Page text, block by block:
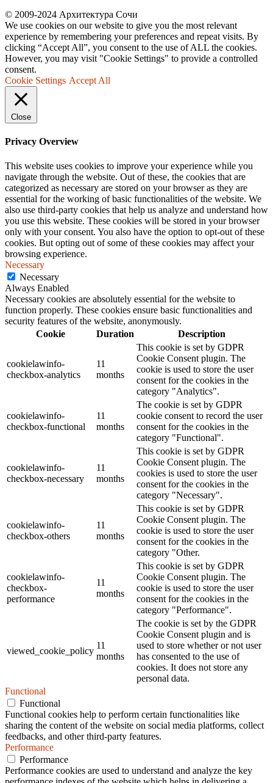
© 2009-2024 Архитектура Сочи
We use cookies on our website to give you the most relevant
experience by remembering your preferences and repeat visits. By
clicking “Accept All”, you consent to the use of ALL the cookies.
However, you may visit "Cookie Settings" to provide a controlled
consent.
Cookie Settings Accept All
Close
Privacy Overview
This website uses cookies to improve your experience while you
navigate through the website. Out of these, the cookies that are
categorized as necessary are stored on your browser as they are
essential for the working of basic functionalities of the website. We
also use third-party cookies that help us analyze and understand how
you use this website. These cookies will be stored in your browser
only with your consent. You also have the option to opt-out of these
cookies. But opting out of some of these cookies may affect your
browsing experience.
Necessary
Necessary
Always Enabled
Necessary cookies are absolutely essential for the website to
function properly. These cookies ensure basic functionalities and
security features of the website, anonymously.
Cookie
Duration Description
cookielawinfo-
checkbox-analytics
11
months
This cookie is set by GDPR
Cookie Consent plugin. The
cookie is used to store the user
consent for the cookies in the
category "Analytics".
cookielawinfo-
checkbox-functional
11
months
The cookie is set by GDPR
cookie consent to record the user
consent for the cookies in the
category "Functional".
cookielawinfo-
checkbox-necessary
11
months
This cookie is set by GDPR
Cookie Consent plugin. The
cookies is used to store the user
consent for the cookies in the
category "Necessary".
cookielawinfo-
checkbox-others
11
months
This cookie is set by GDPR
Cookie Consent plugin. The
cookie is used to store the user
consent for the cookies in the
category "Other.
cookielawinfo-
checkbox-
performance
11
months
This cookie is set by GDPR
Cookie Consent plugin. The
cookie is used to store the user
consent for the cookies in the
category "Performance".
viewed_cookie_policy
11
months
The cookie is set by the GDPR
Cookie Consent plugin and is
used to store whether or not user
has consented to the use of
cookies. It does not store any
personal data.
Functional
Functional
Functional cookies help to perform certain functionalities like
sharing the content of the website on social media platforms, collect
feedbacks, and other third-party features.
Performance
Performance
Performance cookies are used to understand and analyze the key